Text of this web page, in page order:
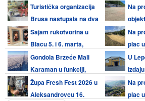
sezona Turistička organizacija
Brusa nastupala na dva
međunarodna sajma turizma
Sajam rukotvorina u
Blacu 5. i 6. marta,
prijave do 2. marta
Gondola Brzeće Mali
Karaman u funkciji,
radno vreme 08:30 - 16:00
Župa Fresh Fest 2026 u
Aleksandrovcu 16.
Na
Kruševac -
Na
plac
Kopaoniku
U
za razneNa
plac